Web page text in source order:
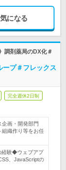
気になる
調剤薬局のDX化＃
ープ＃フレックス
完全週休2日制
企画・開発部門
組織作り等をお任
経験◆ウェブアプ
、JavaScriptの